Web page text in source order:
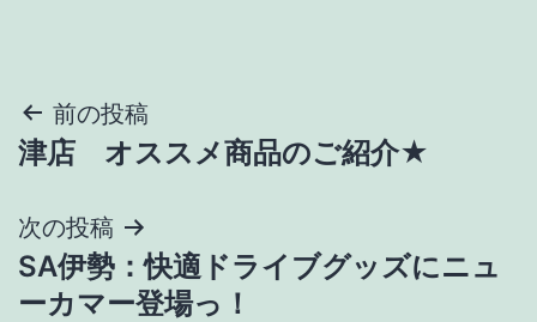
投
稿
ナ
ビ
前の投稿
津店 オススメ商品のご紹介★
次の投稿
SA伊勢：快適ドライブグッズにニュ
ーカマー登場っ！